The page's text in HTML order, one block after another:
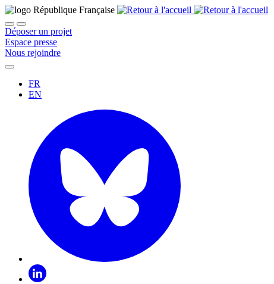
Déposer un projet
Espace presse
Nous rejoindre
FR
EN